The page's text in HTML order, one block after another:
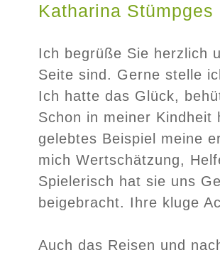
Katharina Stümpges
Ich begrüße Sie herzlich
Seite sind. Gerne stelle
Ich hatte das Glück,
Schon in meiner Kindheit
gelebtes Beispiel meine
mich Wertschätzung,
Spielerisch hat sie uns
beigebracht. Ihre kluge
Auch das Reisen und